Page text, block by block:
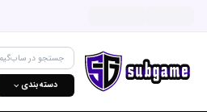
دسته‌بندی ⌵